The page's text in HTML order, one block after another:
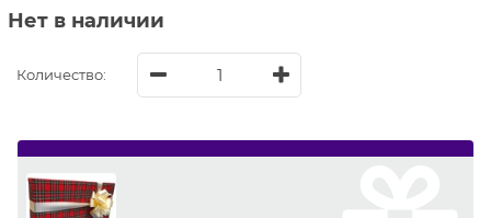
Нет в наличии
Количество: